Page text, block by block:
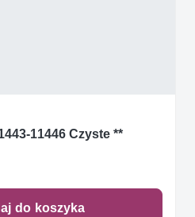
11446 Czyste **
do koszyka